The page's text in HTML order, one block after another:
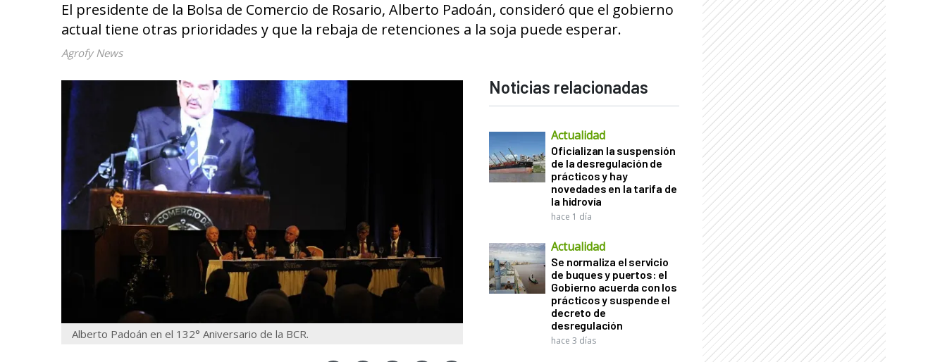
El presidente de la Bolsa de Comercio de Rosario, Alberto Padoán, consideró que el gobierno
actual tiene otras prioridades y que la rebaja de retenciones a la soja puede esperar.
Agrofy News
Alberto Padoán en el 132° Aniversario de la BCR.
Noticias relacionadas
Actualidad
Oficializan la suspensión
de la desregulación de
prácticos y hay
novedades en la tarifa de
la hidrovía
hace 1 día
Actualidad
Se normaliza el servicio
de buques y puertos: el
Gobierno acuerda con los
prácticos y suspende el
decreto de
desregulación
hace 3 días